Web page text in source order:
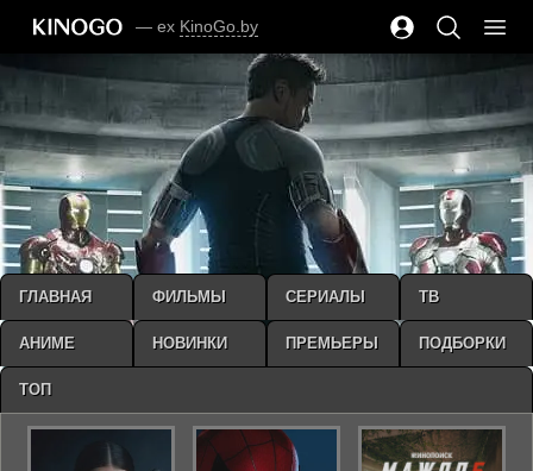
— ex KinoGo.by
ГЛАВНАЯ ФИЛЬМЫ СЕРИАЛЫ ТВ
АНИМЕ НОВИНКИ ПРЕМЬЕРЫ ПОДБОРКИ
ТОП